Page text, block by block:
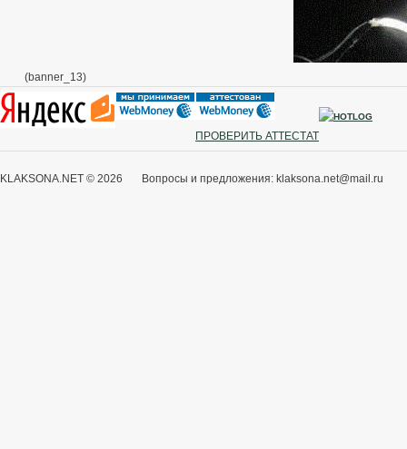
(banner_13)
ПРОВЕРИТЬ АТТЕСТАТ
KLAKSONA.NET © 2026 Вопросы и предложения: klaksona.net@mail.ru